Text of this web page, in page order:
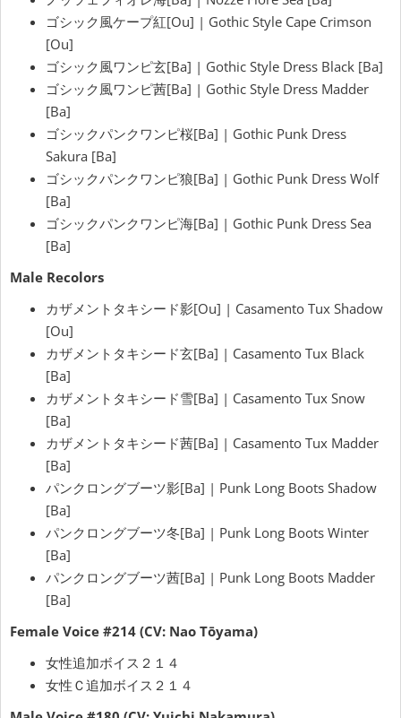
ゴシック風ケープ紅[Ou] | Gothic Style Cape Crimson
[Ou]
ゴシック風ワンピ玄[Ba] | Gothic Style Dress Black [Ba]
ゴシック風ワンピ茜[Ba] | Gothic Style Dress Madder
[Ba]
ゴシックパンクワンピ桜[Ba] | Gothic Punk Dress
Sakura [Ba]
ゴシックパンクワンピ狼[Ba] | Gothic Punk Dress Wolf
[Ba]
ゴシックパンクワンピ海[Ba] | Gothic Punk Dress Sea
[Ba]
Male Recolors
カザメントタキシード影[Ou] | Casamento Tux Shadow
[Ou]
カザメントタキシード玄[Ba] | Casamento Tux Black
[Ba]
カザメントタキシード雪[Ba] | Casamento Tux Snow
[Ba]
カザメントタキシード茜[Ba] | Casamento Tux Madder
[Ba]
パンクロングブーツ影[Ba] | Punk Long Boots Shadow
[Ba]
パンクロングブーツ冬[Ba] | Punk Long Boots Winter
[Ba]
パンクロングブーツ茜[Ba] | Punk Long Boots Madder
[Ba]
Female Voice #214 (CV: Nao Tōyama)
女性追加ボイス２１４
女性Ｃ追加ボイス２１４